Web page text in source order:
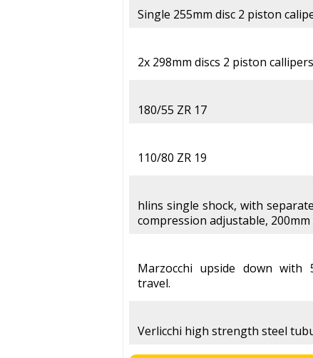
Single 255mm disc 2 piston
2x 298mm discs 2 piston callipers
180/55 ZR 17
110/80 ZR 19
hlins single shock, with
compression adjustable,
Marzocchi upside down with
travel.
Verlicchi high strength steel